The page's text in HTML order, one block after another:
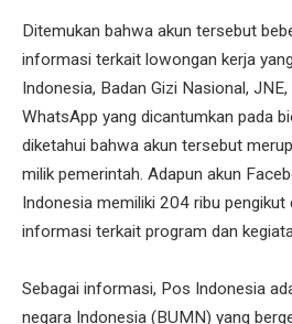
Ditemukan bahwa akun tersebut
informasi terkait lowongan kerja
Indonesia, Badan Gizi Nasional,
WhatsApp yang dicantumkan pada
diketahui bahwa akun tersebut
milik pemerintah. Adapun akun
Indonesia memiliki 204 ribu
informasi terkait program dan
Sebagai informasi, Pos Indonesia
negara Indonesia (BUMN) yang